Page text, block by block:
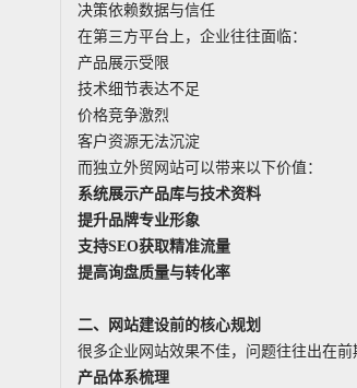
决策依赖数据与信任
在第三方平台上，企业往往面临：
产品展示受限
技术细节表达不足
价格竞争激烈
客户资源无法沉淀
而独立外贸网站可以带来以下价值：
系统展示产品库与技术资料
提升品牌专业形象
支持SEO获取精准流量
提高询盘质量与转化率
二、网站建设前的核心规划
很多企业网站效果不佳，问题往往出在前
产品体系梳理